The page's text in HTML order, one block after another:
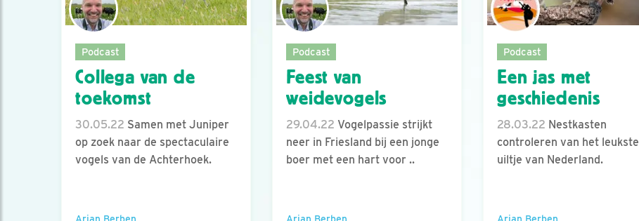
Podcast
Collega van de
toekomst
30.05.22 Samen met Juniper
op zoek naar de spectaculaire
vogels van de Achterhoek.
Podcast
Feest van
weidevogels
29.04.22 Vogelpassie strijkt
neer in Friesland bij een jonge
boer met een hart voor ..
Podcast
Een jas met
geschiedenis
28.03.22 Nestkasten
controleren van het leukste
uiltje van Nederland.